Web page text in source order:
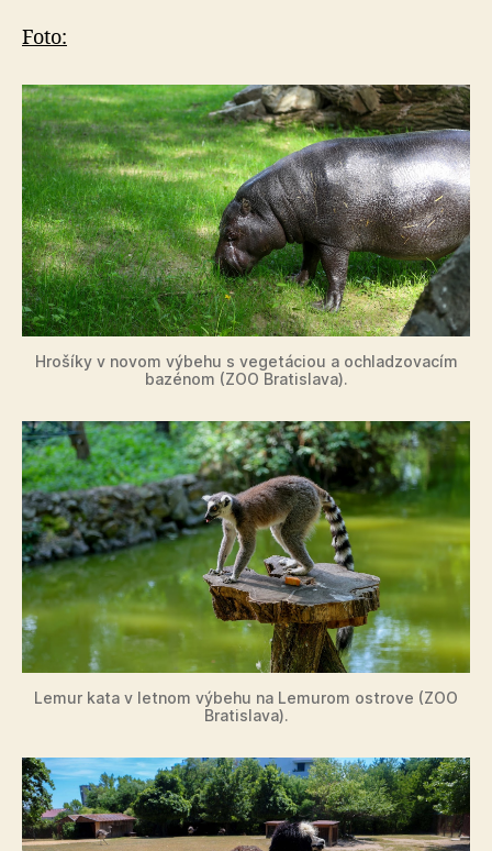
Foto:
Hrošíky v novom výbehu s vegetáciou a ochladzovacím
bazénom (ZOO Bratislava).
Lemur kata v letnom výbehu na Lemurom ostrove (ZOO
Bratislava).